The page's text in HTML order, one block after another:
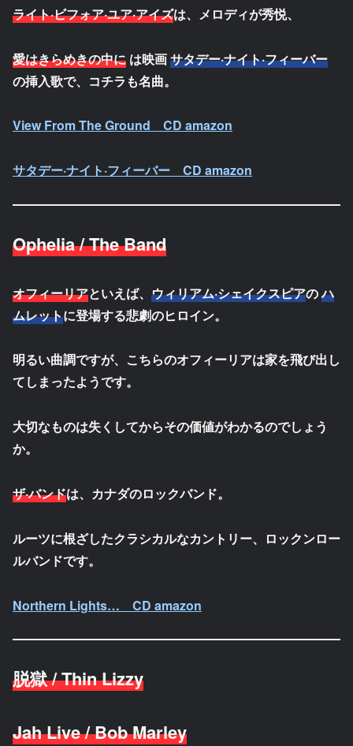
ライト·ビフォア·ユア·アイズは、メロディが秀悦、
愛はきらめきの中に は映画サタデー·ナイト·フィーバー
の挿入歌で、コチラも名曲。
View From The Ground CD amazon
サタデー·ナイト·フィーバー CD amazon
Ophelia / The Band
オフィーリアといえば、 ウィリアム·シェイクスピアのハ
ムレットに登場する悲劇のヒロイン。
明るい曲調ですが、こちらのオフィーリアは家を飛び出し
てしまったようです。
大切なものは失くしてからその価値がわかるのでしょう
か。
ザ·バンドは、カナダのロックバンド。
ルーツに根ざしたクラシカルなカントリー、ロックンロー
ルバンドです。
Northern Lights… CD amazon
脱獄 / Thin Lizzy
Jah Live / Bob Marley